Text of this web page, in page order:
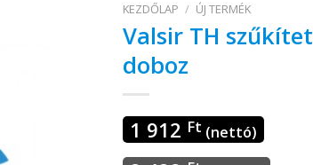
KEZDŐLAP / ÚJ TERMÉK
Valsir TH
doboz
1 912 Ft (nettó)